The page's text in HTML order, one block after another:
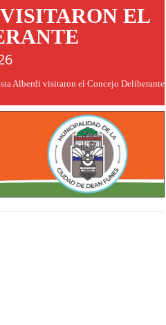
EL
Alberdi visitaron el Concejo Deliberante